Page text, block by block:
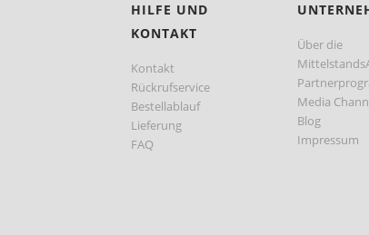
HILFE UND
KONTAKT
Kontakt
Rückrufservice
Bestellablauf
Lieferung
FAQ
Über die
Media
Blog
Impressum